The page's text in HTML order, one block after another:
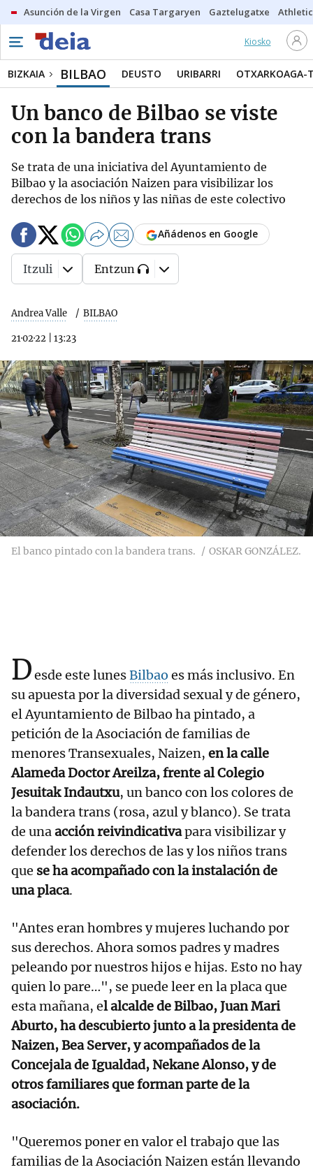
Asunción de la Virgen Casa Targaryen Gaztelugatxe Athletic
Kiosko
BIZKAIA BILBAO DEUSTO URIBARRI OTXARKOAGA-
Un banco de Bilbao se viste
con la bandera trans
Se trata de una iniciativa del Ayuntamiento de
Bilbao y la asociación Naizen para visibilizar los
derechos de los niños y las niñas de este colectivo
Andrea Valle BILBAO
21·02·22 13:23
Añádenos en Google
Itzuli Entzun
El banco pintado con la bandera trans. OSKAR GONZÁLEZ.
Desde este lunesBilbao es más inclusivo. En
su apuesta por la diversidad sexual y de género,
el Ayuntamiento de Bilbao ha pintado, a
petición de la Asociación de familias de
menores Transexuales, Naizen, en la calle
Alameda Doctor Areilza, frente al Colegio
Jesuitak Indautxu, un banco con los colores de
la bandera trans (rosa, azul y blanco). Se trata
de unaacción reivindicativapara visibilizar y
defender los derechos de las y los niños trans
que se ha acompañado con la instalación de
una placa.
"Antes eran hombres y mujeres luchando por
sus derechos. Ahora somos padres y madres
peleando por nuestros hijos e hijas. Esto no hay
quien lo pare…", se puede leer en la placa que
esta mañana, el alcalde de Bilbao, Juan Mari
Aburto, ha descubierto junto a la presidenta de
Naizen, Bea Server, y acompañados de la
Concejala de Igualdad, Nekane Alonso, y de
otros familiares que forman parte de la
asociación.
"Queremos poner en valor el trabajo que las
familias de la Asociación Naizen están llevando